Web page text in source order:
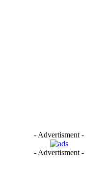
- Advertisment -
- Advertisment -